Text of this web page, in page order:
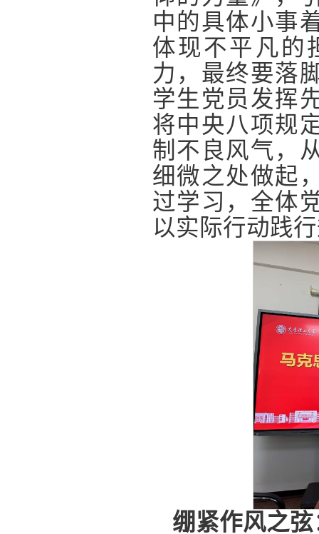
中的具体小事
体现不平凡的
力，最终要落
学生党员发挥
将中央八项规
制不良风气，
细微之处做起
过学习，全体
以实际行动践
绷紧作风之